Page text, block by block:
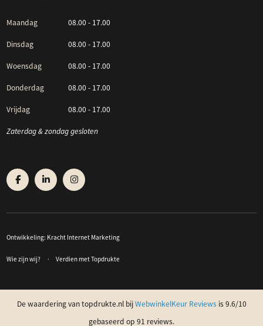
Maandag 08.00 - 17.00
Dinsdag 08.00 - 17.00
Woensdag 08.00 - 17.00
Donderdag 08.00 - 17.00
Vrijdag 08.00 - 17.00
Zaterdag & zondag gesloten
Ontwikkeling: Kracht Internet Marketing
Wie zijn wij? Verdien met Topdrukte
De waardering van topdrukte.nl bijWebwinkelKeur Reviewsis 9.6/10
gebaseerd op 91 reviews.